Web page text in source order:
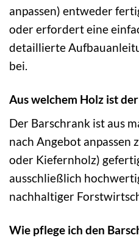
anpassen) entweder
oder erfordert eine
detaillierte
bei.
Aus welchem Holz ist
Der Barschrank ist aus
nach Angebot anpassen
oder Kiefernholz)
ausschließlich
nachhaltiger
Wie pflege ich den